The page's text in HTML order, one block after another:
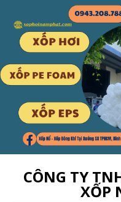
CÔNG TY
XỐP